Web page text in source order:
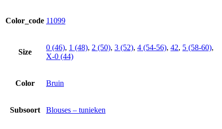
Color_code 11099
Size
0 (46), 1 (48), 2 (50), 3 (52), 4 (54-56), 42, 5 (58-60),
X-0 (44)
Color Bruin
Subsoort Blouses – tunieken